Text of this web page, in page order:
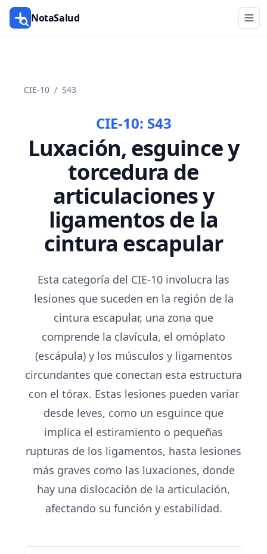
NotaSalud
CIE-10 / S43
CIE-10: S43
Luxación, esguince y
torcedura de
articulaciones y
ligamentos de la
cintura escapular
Esta categoría del CIE-10 involucra las
lesiones que suceden en la región de la
cintura escapular, una zona que
comprende la clavícula, el omóplato
(escápula) y los músculos y ligamentos
circundantes que conectan esta estructura
con el tórax. Estas lesiones pueden variar
desde leves, como un esguince que
implica el estiramiento o pequeñas
rupturas de los ligamentos, hasta lesiones
más graves como las luxaciones, donde
hay una dislocación de la articulación,
afectando su función y estabilidad.